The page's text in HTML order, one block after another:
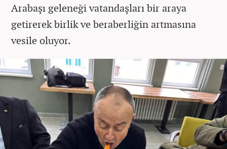
Arabaşı geleneği vatandaşları bir araya
getirerek birlik ve beraberliğin artmasına
vesile oluyor.